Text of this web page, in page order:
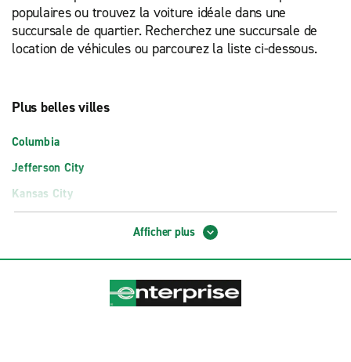
populaires ou trouvez la voiture idéale dans une
succursale de quartier. Recherchez une succursale de
location de véhicules ou parcourez la liste ci-dessous.
Plus belles villes
Columbia
Jefferson City
Kansas City
Aéroport int'l de Kansas City (MCI)
Afficher plus